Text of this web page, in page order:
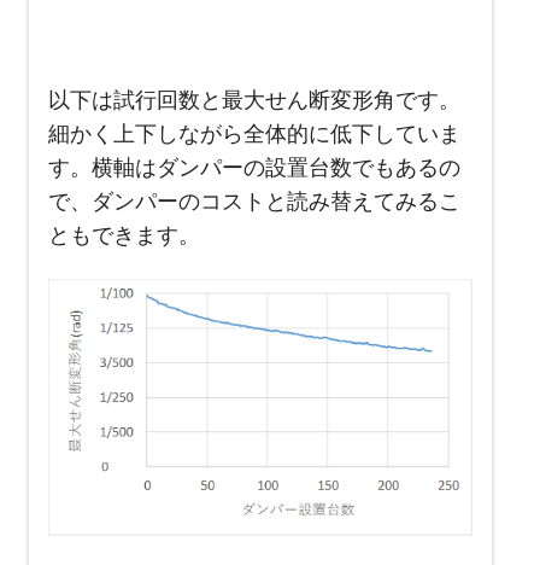
以下は試行回数と最大せん断変形角です。
細かく上下しながら全体的に低下していま
す。横軸はダンパーの設置台数でもあるの
で、ダンパーのコストと読み替えてみるこ
ともできます。